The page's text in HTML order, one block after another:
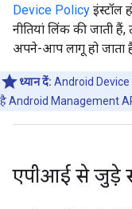
Device Policy इंस्टॉल
नीतियां लिंक की जाती
अपने-आप लागू हो जाता है
ध्यान दें: Android Device
है Android Management
एपीआई से जुड़े